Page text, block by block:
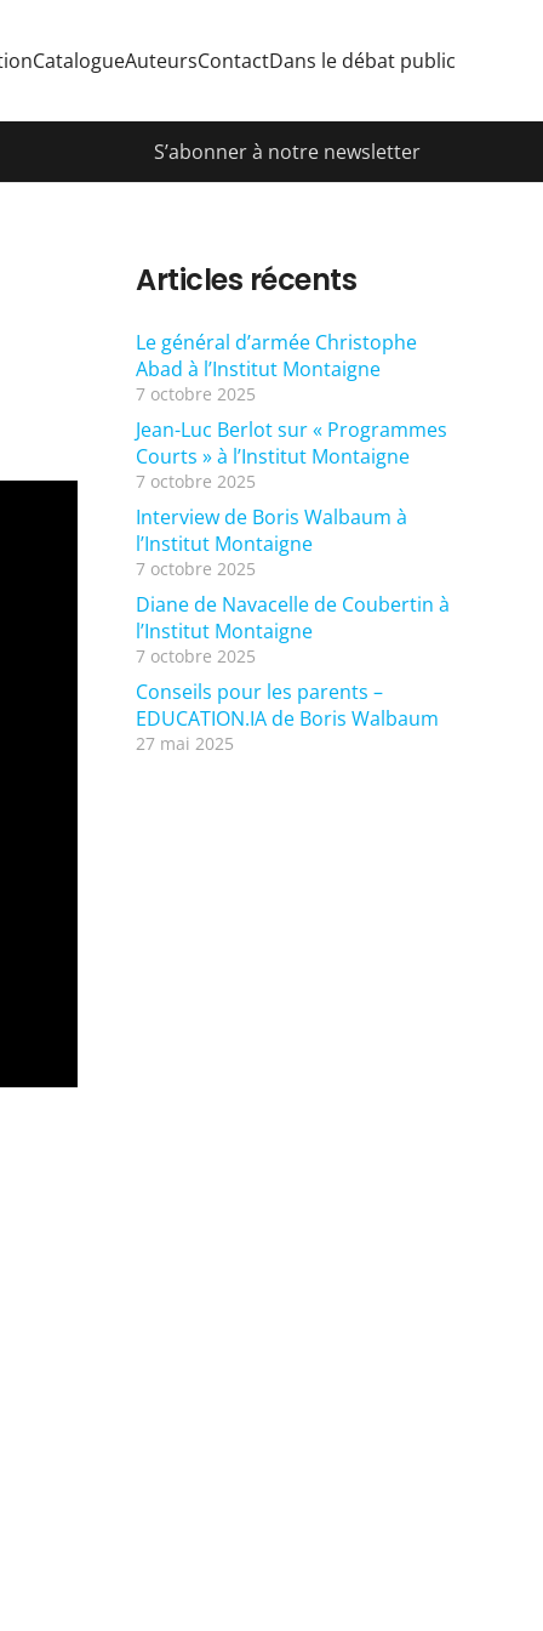
CatalogueAuteursContactDans le débat public
S’abonner à notre newsletter
Articles récents
Le général d’armée Christophe
Abad à l’Institut Montaigne
7 octobre 2025
Jean-Luc Berlot sur « Programmes
Courts » à l’Institut Montaigne
7 octobre 2025
Interview de Boris Walbaum à
l’Institut Montaigne
7 octobre 2025
Diane de Navacelle de Coubertin à
l’Institut Montaigne
7 octobre 2025
Conseils pour les parents –
EDUCATION.IA de Boris Walbaum
27 mai 2025